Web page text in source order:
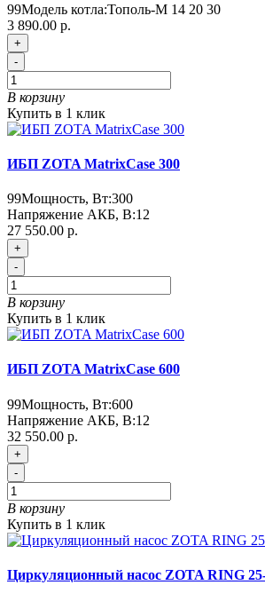
99Модель котла:Тополь-М 14 20 30
3 890.00 р.
+
-
В корзину
Купить в 1 клик
ИБП ZOTA MatrixCase 300
99Мощность, Вт:300
Напряжение АКБ, В:12
27 550.00 р.
+
-
В корзину
Купить в 1 клик
ИБП ZOTA MatrixCase 600
99Мощность, Вт:600
Напряжение АКБ, В:12
32 550.00 р.
+
-
В корзину
Купить в 1 клик
Циркуляционный насос ZOTA RING